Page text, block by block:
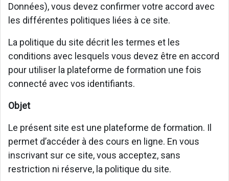
Données), vous devez confirmer votre accord avec
les différentes politiques liées à ce site.
La politique du site décrit les termes et les
conditions avec lesquels vous devez être en accord
pour utiliser la plateforme de formation une fois
connecté avec vos identifiants.
Objet
Le présent site est une plateforme de formation. Il
permet d’accéder à des cours en ligne. En vous
inscrivant sur ce site, vous acceptez, sans
restriction ni réserve, la politique du site.